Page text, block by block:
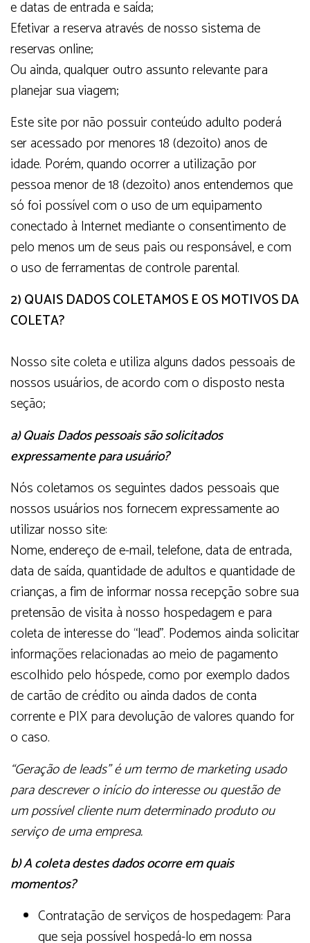
e datas de entrada e saída;
Efetivar a reserva através de nosso sistema de
reservas online;
Ou ainda, qualquer outro assunto relevante para
planejar sua viagem;
Este site por não possuir conteúdo adulto poderá
ser acessado por menores 18 (dezoito) anos de
idade. Porém, quando ocorrer a utilização por
pessoa menor de 18 (dezoito) anos entendemos que
só foi possível com o uso de um equipamento
conectado à Internet mediante o consentimento de
pelo menos um de seus pais ou responsável, e com
o uso de ferramentas de controle parental.
2) QUAIS DADOS COLETAMOS E OS MOTIVOS DA
COLETA?
Nosso site coleta e utiliza alguns dados pessoais de
nossos usuários, de acordo com o disposto nesta
seção;
a) Quais Dados pessoais são solicitados
expressamente para usuário?
Nós coletamos os seguintes dados pessoais que
nossos usuários nos fornecem expressamente ao
utilizar nosso site:
Nome, endereço de e-mail, telefone, data de entrada,
data de saída, quantidade de adultos e quantidade de
crianças, a fim de informar nossa recepção sobre sua
pretensão de visita à nosso hospedagem e para
coleta de interesse do “lead”. Podemos ainda solicitar
informações relacionadas ao meio de pagamento
escolhido pelo hóspede, como por exemplo dados
de cartão de crédito ou ainda dados de conta
corrente e PIX para devolução de valores quando for
o caso.
“Geração de leads” é um termo de marketing usado
para descrever o início do interesse ou questão de
um possível cliente num determinado produto ou
serviço de uma empresa.
b) A coleta destes dados ocorre em quais
momentos?
Contratação de serviços de hospedagem: Para
que seja possível hospedá-lo em nossa